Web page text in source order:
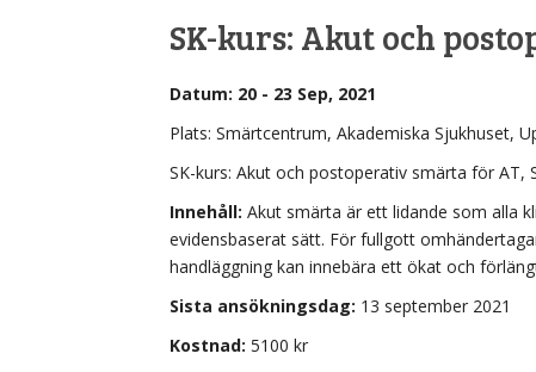
SK-kurs: Akut och
Datum: 20 - 23 Sep, 2021
Plats: Smärtcentrum, Akademiska Sjukhuset,
SK-kurs: Akut och postoperativ smärta för AT,
Innehåll: Akut smärta är ett lidande som alla
evidensbaserat sätt. För fullgott
handläggning kan innebära ett ökat och
Sista ansökningsdag: 13 september 2021
Kostnad: 5100 kr